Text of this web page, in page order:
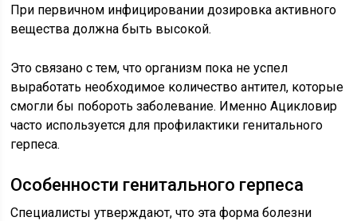
При первичном инфицировании дозировка активного
вещества должна быть высокой.
Это связано с тем, что организм пока не успел
выработать необходимое количество антител, которые
смогли бы побороть заболевание. Именно Ацикловир
часто используется для профилактики генитального
герпеса.
Особенности генитального герпеса
Специалисты утверждают, что эта форма болезни